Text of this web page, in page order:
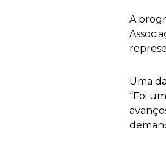
A
Uma
“Foi